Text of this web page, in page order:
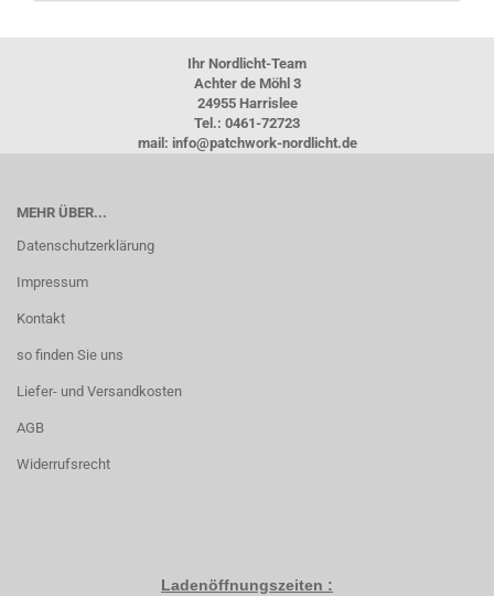
Ihr Nordlicht-Team
Achter de Möhl 3
24955 Harrislee
Tel.: 0461-72723
mail: info@patchwork-nordlicht.de
MEHR ÜBER...
Datenschutzerklärung
Impressum
Kontakt
so finden Sie uns
Liefer- und Versandkosten
AGB
Widerrufsrecht
Ladenöffnungszeiten :